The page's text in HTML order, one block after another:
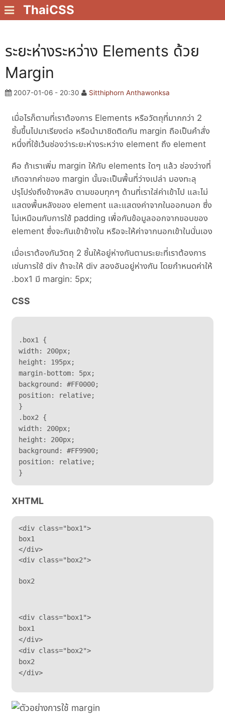
ThaiCSS
ระยะห่างระหว่าง Elements ด้วย
Margin
2007-01-06 - 20:30 Sitthiphorn Anthawonksa
เมื่อไรก็ตามที่เราต้องการ Elements หรือวัตถุที่มากกว่า 2
ชิ้นขึ้นไปมาเรียงต่อ หรือนำมาชิดติดกัน margin ถือเป็นคำสั่ง
หนึ่งที่ใช้เว้นช่องว่าระยะห่างระหว่าง element ถึง element
คือ ถ้าเราเพิ่ม margin ให้กับ elements ใดๆ แล้ว ช่องว่างที่
เกิดจากค่าของ margin นั้นจะเป็นพื้นที่ว่างเปล่า มองทะลุ
ปรุโปร่งถึงข้างหลัง ตามขอบทุกๆ ด้านที่เราใส่ค่าเข้าไป และไม่
แสดงพื้นหลังของ element และแสดงค่าจากในออกนอก ซึ่ง
ไม่เหมือนกับการใช้ padding เพื่อกันข้อมูลออกจากขอบของ
element ซึ่งจะกันเข้าข้างใน หรือจะให้ค่าจากนอกเข้าในนั่นเอง
เมื่อเราต้องกันวัตถุ 2 ชิ้นให้อยู่ห่างกันตามระยะที่เราต้องการ
เช่นการใช้ div ถ้าจะให้ div สองอันอยู่ห่างกัน โดยกำหนดค่าให้
.box1 มี margin: 5px;
CSS
.box1 {
width: 200px;
height: 195px;
margin-bottom: 5px;
background: #FF0000;
position: relative;
}
.box2 {
width: 200px;
height: 200px;
background: #FF9900;
position: relative;
}
XHTML
<div class="box1">
box1
</div>
<div class="box2">
box2
<div class="box1">
box1
</div>
<div class="box2">
box2
</div>